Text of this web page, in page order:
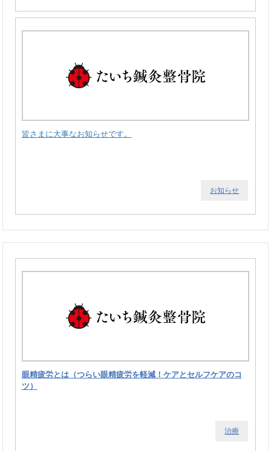
皆さまに大事なお知らせです。
お知らせ
眼精疲労とは（つらい眼精疲労を軽減！ケアとセルフケアのコ
ツ）
治療